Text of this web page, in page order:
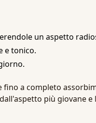
un aspetto
e tonico.
fino a completo
più giovane e